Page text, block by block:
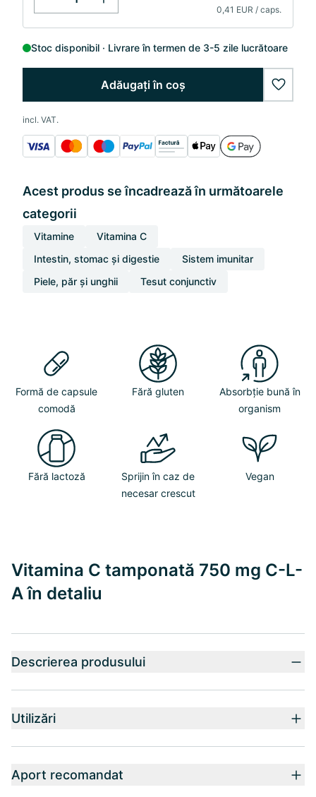
0,41 EUR / caps.
Stoc disponibil Livrare în termen de 3-5 zile lucrătoare
Adăugați în coș
incl. VAT.
Acest produs se încadrează în următoarele
categorii
Vitamine
Vitamina C
Intestin, stomac și digestie
Sistem imunitar
Piele, păr și unghii
Tesut conjunctiv
Formă de capsule
comodă
Fără gluten
Absorbție bună în
organism
Fără lactoză
Sprijin în caz de
necesar crescut
Vegan
Vitamina C tamponată 750 mg C-L-
A în detaliu
Descrierea produsului
Utilizări
Aport recomandat